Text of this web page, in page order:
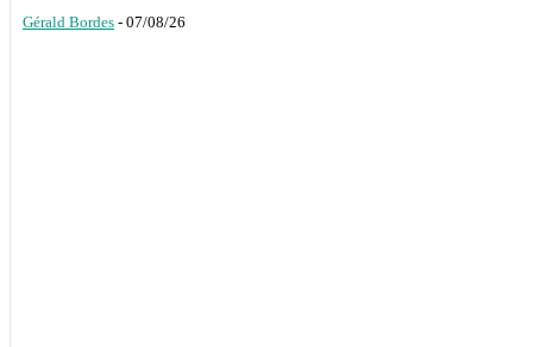
Gérald Bordes - 07/08/26